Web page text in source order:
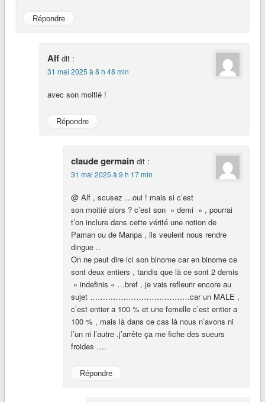
Répondre
Alf dit :
31 mai 2025 à 8 h 48 min
avec son moitié !
Répondre
claude germain dit :
31 mai 2025 à 9 h 17 min
@ Alf , scusez …oui ! mais si c’est
son moitié alors ? c’est son » demi » , pourrai
t’on inclure dans cette vérité une notion de
Paman ou de Manpa , ils veulent nous rendre
dingue ..
On ne peut dire ici son binome car en binome ce
sont deux entiers , tandis que là ce sont 2 demis
» indefinis « …bref , je vais refleurir encore au
sujet …………………………………car un MALE ,
c’est entier a 100 % et une femelle c’est entier a
100 % , mais là dans ce cas là nous n’avons ni
l’un ni l’autre .j’arrête ça me fiche des sueurs
froides ….
Répondre